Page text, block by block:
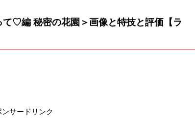
♡編 秘密の花園＞画像と特技と評価【ラ
ンサードリンク